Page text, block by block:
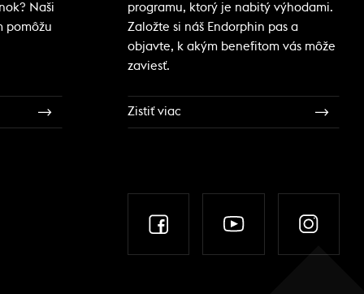
Naši
pomôžu
programu, ktorý je nabitý výhodami.
Založte si náš Endorphin pas a
objavte, k akým benefitom vás môže
zaviesť.
Zistiť viac